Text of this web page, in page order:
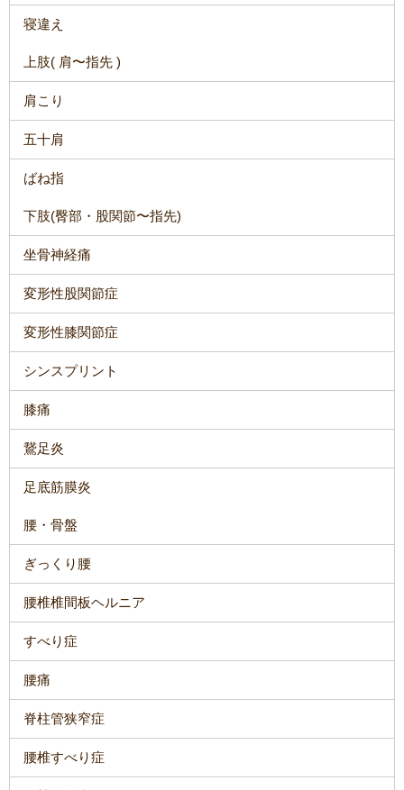
寝違え
上肢( 肩〜指先 )
肩こり
五十肩
ばね指
下肢(臀部・股関節〜指先)
坐骨神経痛
変形性股関節症
変形性膝関節症
シンスプリント
膝痛
鵞足炎
足底筋膜炎
腰・骨盤
ぎっくり腰
腰椎椎間板ヘルニア
すべり症
腰痛
脊柱管狭窄症
腰椎すべり症